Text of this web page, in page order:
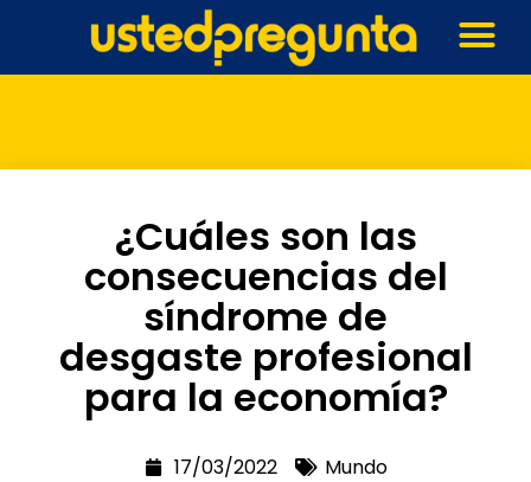
¿Cuáles son las
consecuencias del
síndrome de
desgaste profesional
para la economía?
17/03/2022 Mundo